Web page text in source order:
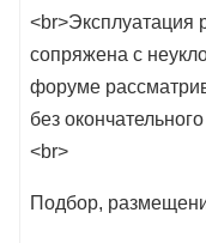
<br>Эксплуатация
сопряжена с
форуме
без
<br>
Подбор,